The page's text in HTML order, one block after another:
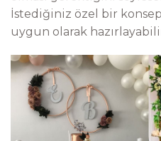
İstediğiniz özel bir
uygun olarak